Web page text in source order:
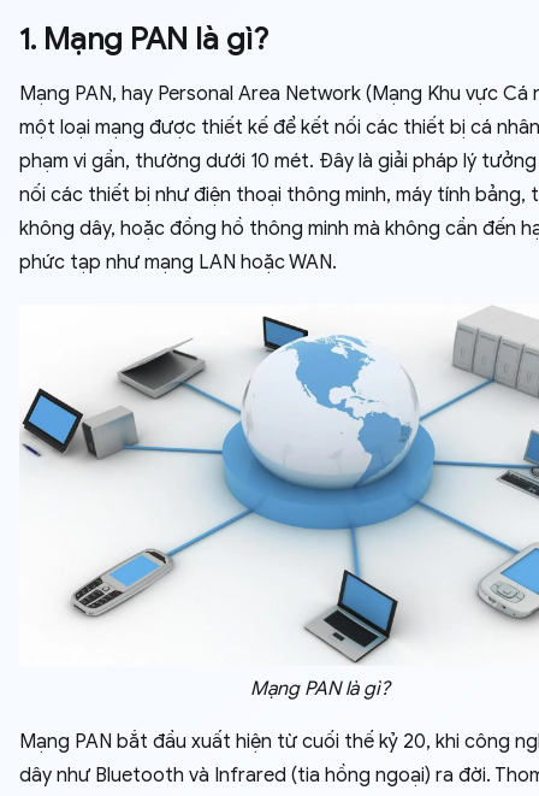
1. Mạng PAN là gì?
Mạng PAN, hay Personal Area Network (Mạng Khu vực Cá
một loại mạng được thiết kế để kết nối các thiết bị cá
phạm vi gần, thường dưới 10 mét. Đây là giải pháp lý
nối các thiết bị như điện thoại thông minh, máy tính bảng,
không dây, hoặc đồng hồ thông minh mà không cần đến
phức tạp như mạng LAN hoặc WAN.
Mạng PAN là gì?
Mạng PAN bắt đầu xuất hiện từ cuối thế kỷ 20, khi công
dây như Bluetooth và Infrared (tia hồng ngoại) ra đời.